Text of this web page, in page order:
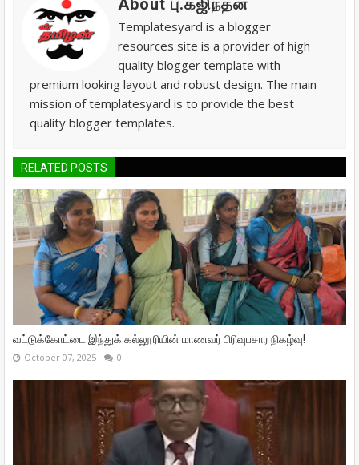
About பு.கஜிந்தன்
Templatesyard is a blogger
resources site is a provider of high
quality blogger template with
premium looking layout and robust design. The main
mission of templatesyard is to provide the best
quality blogger templates.
RELATED POSTS
வட்டுக்கோட்டை இந்துக் கல்லூரியின் மாணவர் பிரிவுபசார நிகழ்வு!
October 07, 2025 0